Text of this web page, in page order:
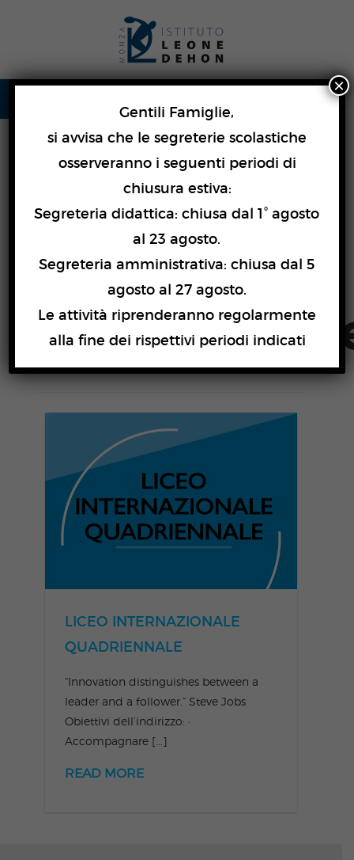
Explore courses for
Liceo
LICEO INTERNAZIONALE
QUADRIENNALE
“Innovation distinguishes between a
leader and a follower.” Steve Jobs
Obiettivi dell’indirizzo: ·
Accompagnare [...]
READ MORE
Gentili Famiglie,
si avvisa che le segreterie scolastiche
osserveranno i seguenti periodi di
chiusura estiva:
Segreteria didattica: chiusa dal 1° agosto
al 23 agosto.
Segreteria amministrativa: chiusa dal 5
agosto al 27 agosto.
Le attività riprenderanno regolarmente
alla fine dei rispettivi periodi indicati
×